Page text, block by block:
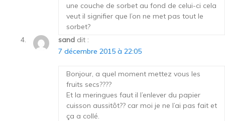
une couche de sorbet au fond de celui-ci cela
veut il signifier que l’on ne met pas tout le
sorbet?
sand dit :
7 décembre 2015 à 22:05
Bonjour, a quel moment mettez vous les
fruits secs????
Et la meringues faut il l’enlever du papier
cuisson aussitôt?? car moi je ne l’ai pas fait et
ça a collé.